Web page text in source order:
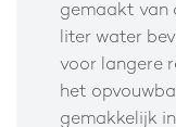
gemaakt van
liter water
voor langere
het
gemakkelijk